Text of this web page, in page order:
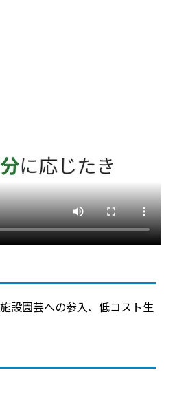
設園芸への参入、低コスト生